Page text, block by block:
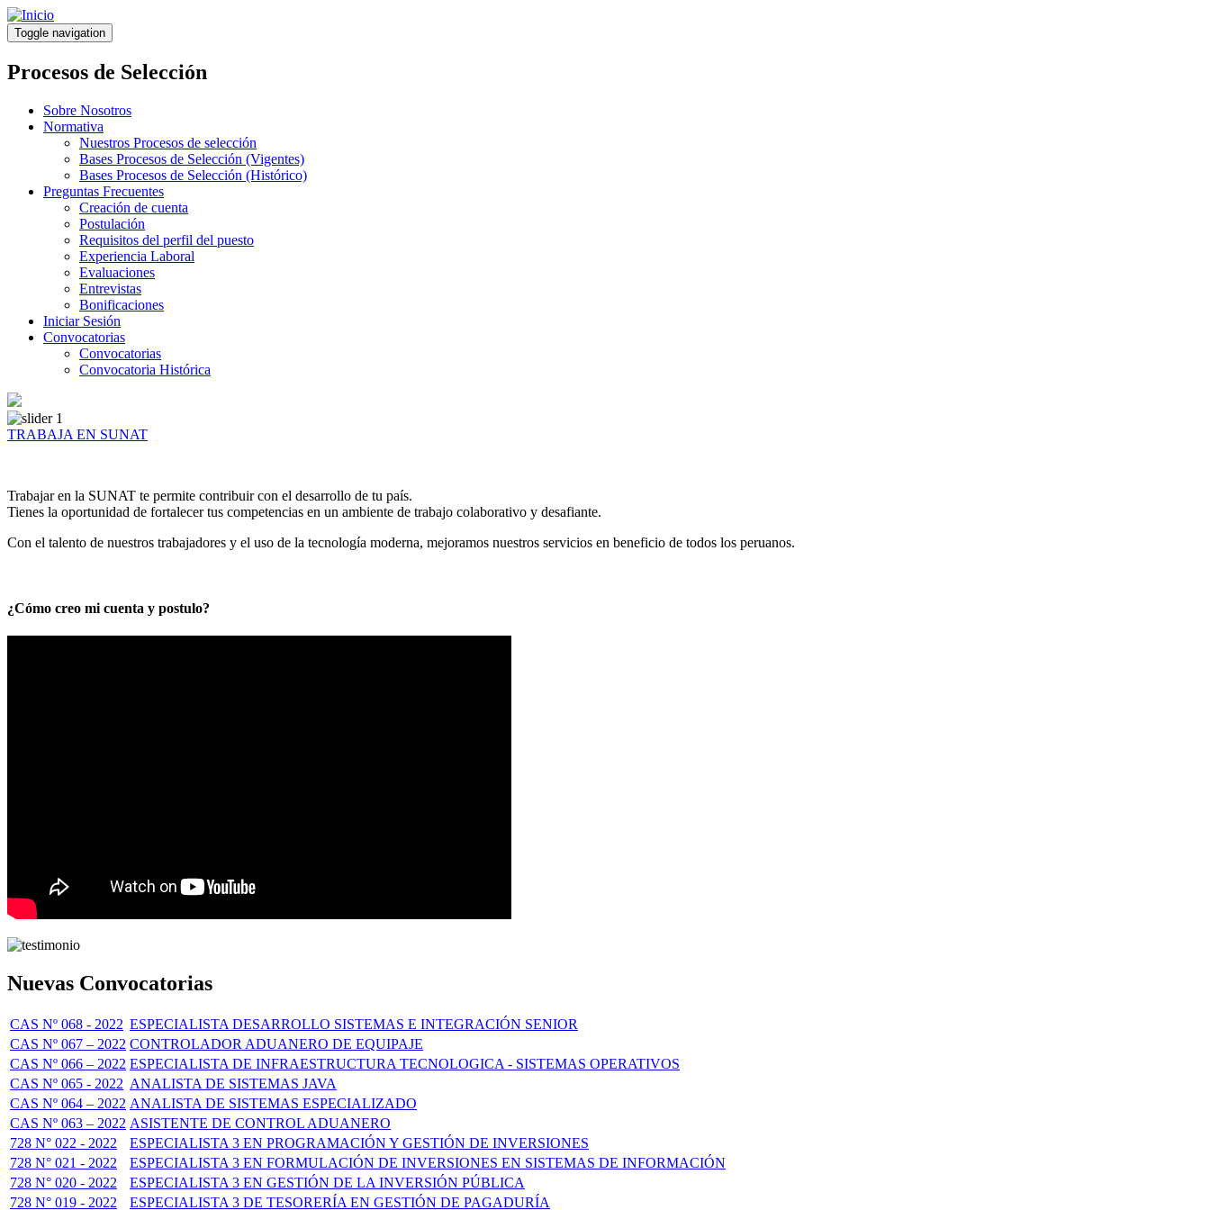
Pasar
al
contenido
principal
Toggle navigation
Procesos de Selección
Sobre Nosotros
Normativa
Nuestros Procesos de selección
Bases Procesos de Selección (Vigentes)
Bases Procesos de Selección (Histórico)
Preguntas Frecuentes
Creación de cuenta
Postulación
Requisitos del perfil del puesto
Experiencia Laboral
Evaluaciones
Entrevistas
Bonificaciones
Iniciar Sesión
Convocatorias
Convocatorias
Convocatoria Histórica
TRABAJA EN SUNAT
Trabajar en la SUNAT te permite contribuir con el desarrollo de tu país.
Tienes la oportunidad de fortalecer tus competencias en un ambiente de trabajo colaborativo y desafiante.
Con el talento de nuestros trabajadores y el uso de la tecnología moderna, mejoramos nuestros servicios en beneficio de todos los peruanos.
¿Cómo creo mi cuenta y postulo?
Nuevas Convocatorias
CAS Nº 068 - 2022 ESPECIALISTA DESARROLLO SISTEMAS E INTEGRACIÓN SENIOR
CAS Nº 067 – 2022 CONTROLADOR ADUANERO DE EQUIPAJE
CAS Nº 066 – 2022 ESPECIALISTA DE INFRAESTRUCTURA TECNOLOGICA - SISTEMAS OPERATIVOS
CAS Nº 065 - 2022 ANALISTA DE SISTEMAS JAVA
CAS Nº 064 – 2022 ANALISTA DE SISTEMAS ESPECIALIZADO
CAS Nº 063 – 2022 ASISTENTE DE CONTROL ADUANERO
728 N° 022 - 2022
ESPECIALISTA 3 EN PROGRAMACIÓN Y GESTIÓN DE INVERSIONES
728 N° 021 - 2022
ESPECIALISTA 3 EN FORMULACIÓN DE INVERSIONES EN SISTEMAS DE INFORMACIÓN
728 N° 020 - 2022
ESPECIALISTA 3 EN GESTIÓN DE LA INVERSIÓN PÚBLICA
728 N° 019 - 2022
ESPECIALISTA 3 DE TESORERÍA EN GESTIÓN DE PAGADURÍA